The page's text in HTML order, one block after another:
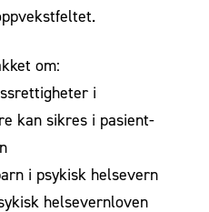
om:
i
kan sikres i pasient-
i psykisk helsevern
helsevernloven